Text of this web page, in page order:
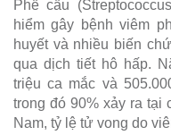
Phế cầu
hiểm gây bệnh viêm
huyết và nhiều biến
qua dịch tiết hô hấp.
triệu ca mắc và
trong đó 90% xảy ra tại
Nam, tỷ lệ tử vong do